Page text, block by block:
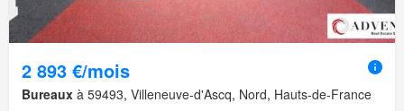
2 893 €/mois
Bureaux à 59493, Villeneuve-d'Ascq, Nord, Hauts-de-France